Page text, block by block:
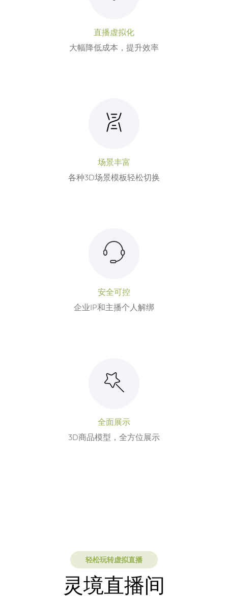
直播虚拟化
大幅降低成本，提升效率
场景丰富
各种3D场景模板轻松切换
安全可控
企业IP和主播个人解绑
全面展示
3D商品模型，全方位展示
轻松玩转虚拟直播
灵境直播间